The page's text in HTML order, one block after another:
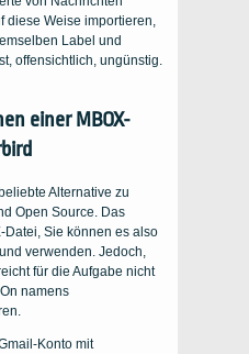
diese Weise importieren,
Label und
offensichtlich, ungünstig.
einer MBOX-
Alternative zu
Open Source. Das
Datei, Sie können es also
verwenden. Jedoch,
für die Aufgabe nicht
namens
Konto mit